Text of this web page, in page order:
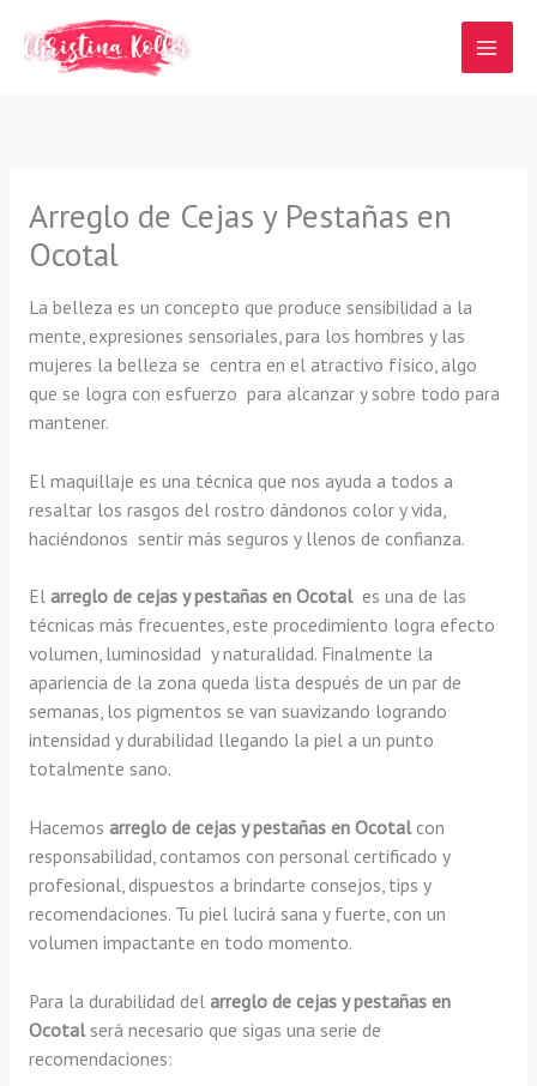
contenido
Arreglo de Cejas y Pestañas en
Ocotal
La belleza es un concepto que produce sensibilidad a la
mente, expresiones sensoriales, para los hombres y las
mujeres la belleza se centra en el atractivo físico, algo
que se logra con esfuerzo para alcanzar y sobre todo para
mantener.
El maquillaje es una técnica que nos ayuda a todos a
resaltar los rasgos del rostro dándonos color y vida,
haciéndonos sentir más seguros y llenos de confianza.
El arreglo de cejas y pestañas en Ocotal es una de las
técnicas más frecuentes, este procedimiento logra efecto
volumen, luminosidad y naturalidad. Finalmente la
apariencia de la zona queda lista después de un par de
semanas, los pigmentos se van suavizando logrando
intensidad y durabilidad llegando la piel a un punto
totalmente sano.
Hacemos arreglo de cejas y pestañas en Ocotalcon
responsabilidad, contamos con personal certificado y
profesional, dispuestos a brindarte consejos, tips y
recomendaciones. Tu piel lucirá sana y fuerte, con un
volumen impactante en todo momento.
Para la durabilidad del arreglo de cejas y pestañas en
Ocotal será necesario que sigas una serie de
recomendaciones: